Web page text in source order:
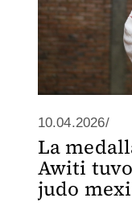
10.04.2026/
La
Awiti
judo